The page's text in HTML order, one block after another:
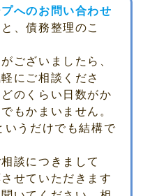
へのお問い合わせ
、債務整理のこ
ございましたら、
にご相談くださ
のくらい日数がか
もかまいません。
いうだけでも結構で
談につきまして
せていただきます